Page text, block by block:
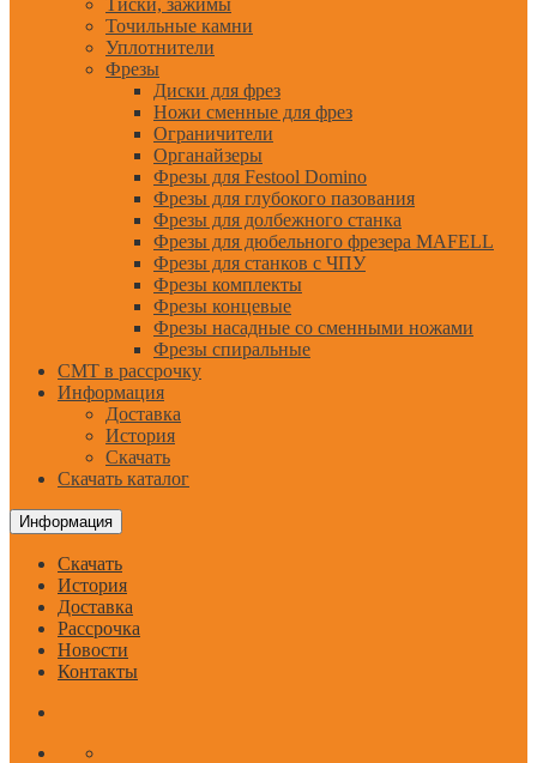
Тиски, зажимы
Точильные камни
Уплотнители
Фрезы
Диски для фрез
Ножи сменные для фрез
Ограничители
Органайзеры
Фрезы для Festool Domino
Фрезы для глубокого пазования
Фрезы для долбежного станка
Фрезы для дюбельного фрезера MAFELL
Фрезы для станков с ЧПУ
Фрезы комплекты
Фрезы концевые
Фрезы насадные со сменными ножами
Фрезы спиральные
CMT в рассрочку
Информация
Доставка
История
Скачать
Скачать каталог
Информация
Скачать
История
Доставка
Рассрочка
Новости
Контакты